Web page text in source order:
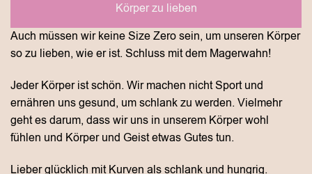
Körper zu lieben
Auch müssen wir keine Size Zero sein, um unseren Körper
so zu lieben, wie er ist. Schluss mit dem Magerwahn!
Jeder Körper ist schön. Wir machen nicht Sport und
ernähren uns gesund, um schlank zu werden. Vielmehr
geht es darum, dass wir uns in unserem Körper wohl
fühlen und Körper und Geist etwas Gutes tun.
Lieber glücklich mit Kurven als schlank und hungrig.